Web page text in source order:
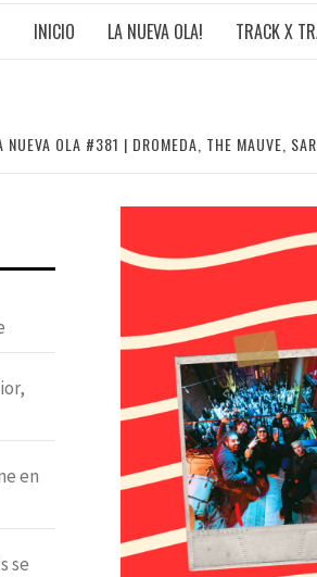
INICIO LA NUEVA OLA! TRACK X
NUEVA OLA #381 | DROMEDA, THE MAUVE,
en
se